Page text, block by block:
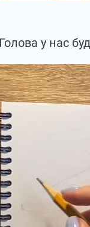
Голова у нас